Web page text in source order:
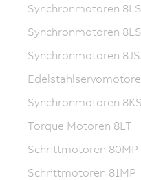
Synchronmotoren 8LS
Synchronmotoren
Synchronmotoren
Synchronmotoren 8KS
Torque Motoren 8LT
Schrittmotoren 80MP
Schrittmotoren 81MP